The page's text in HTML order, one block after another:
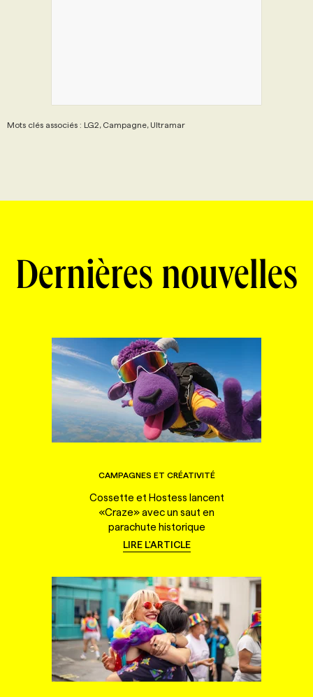
Mots clés associés : LG2, Campagne, Ultramar
Dernières nouvelles
CAMPAGNES ET CRÉATIVITÉ
Cossette et Hostess lancent
«Craze» avec un saut en
parachute historique
LIRE L'ARTICLE